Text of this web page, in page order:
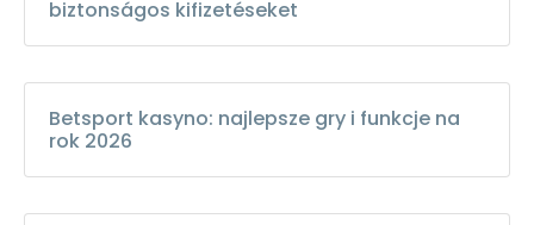
biztonságos kifizetéseket
Betsport kasyno: najlepsze gry i funkcje na
rok 2026